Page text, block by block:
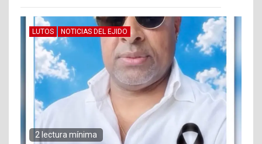
LUTOS NOTICIAS DEL EJIDO
2 lectura mínima